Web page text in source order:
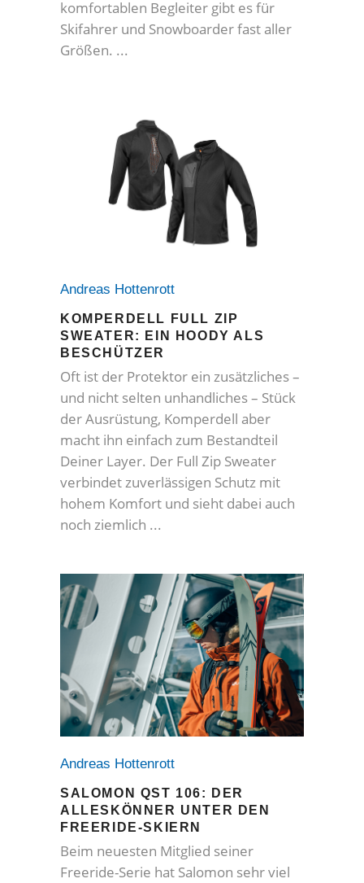
komfortablen Begleiter gibt es für
Skifahrer und Snowboarder fast aller
Größen.
Andreas Hottenrott
KOMPERDELL FULL ZIP
SWEATER: EIN HOODY ALS
BESCHÜTZER
Oft ist der Protektor ein zusätzliches –
und nicht selten unhandliches – Stück
der Ausrüstung, Komperdell aber
macht ihn einfach zum Bestandteil
Deiner Layer. Der Full Zip Sweater
verbindet zuverlässigen Schutz mit
hohem Komfort und sieht dabei auch
noch ziemlich
Andreas Hottenrott
SALOMON QST 106: DER
ALLESKÖNNER UNTER DEN
FREERIDE-SKIERN
Beim neuesten Mitglied seiner
Freeride-Serie hat Salomon sehr viel